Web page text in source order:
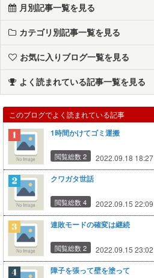
月別記事一覧を見る
カテゴリ別記事一覧を見る
お気に入りブログ一覧を見る
よく読まれている記事一覧を見る
このブログでよく読まれている記事
1時間かけてゴミ運搬
閲覧総数 2 2022.09.18 18:27
クワガタ世話
閲覧総数 4 2022.09.15 22:09
連敗モードの確変は継続
閲覧総数 2 2022.09.15 23:02
障子を張って壁を塗って